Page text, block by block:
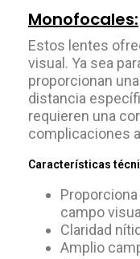
Monofocales:
Estos lentes
visual. Ya sea
proporcionan
distancia
requieren una
complicaciones
Características
campo
Claridad
Amplio